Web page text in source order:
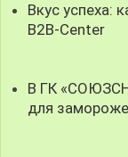
Вкус успеха:
B2B-Center
В ГК
для